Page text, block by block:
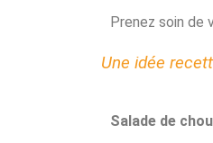
Prenez soin de
Une idée
Salade de